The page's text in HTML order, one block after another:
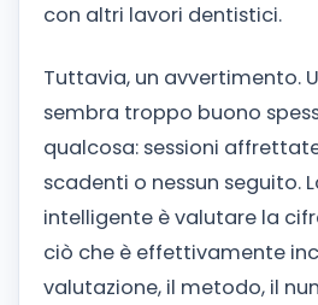
con altri lavori dentistici.
Tuttavia, un avvertimento.
sembra troppo buono
qualcosa: sessioni
scadenti o nessun seguito.
intelligente è valutare la
ciò che è effettivamente
valutazione, il metodo, il